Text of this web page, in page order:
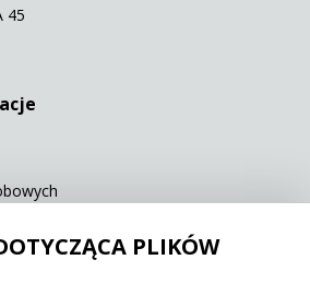
45
14.07.2021 12:00 PLIKÓW